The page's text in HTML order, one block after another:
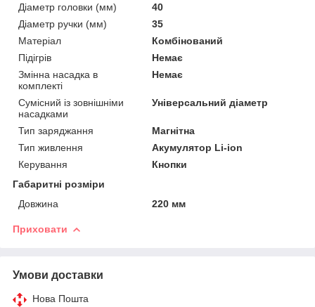
Діаметр головки (мм)
40
Діаметр ручки (мм)
35
Матеріал
Комбінований
Підігрів
Немає
Змінна насадка в
комплекті
Немає
Сумісний із зовнішніми
насадками
Універсальний діаметр
Тип заряджання
Магнітна
Тип живлення
Акумулятор Li-ion
Керування
Кнопки
Габаритні розміри
Довжина
220 мм
Приховати
Умови доставки
Нова Пошта